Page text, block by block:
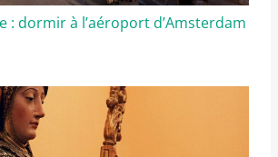
: dormir à l’aéroport d’Amsterdam